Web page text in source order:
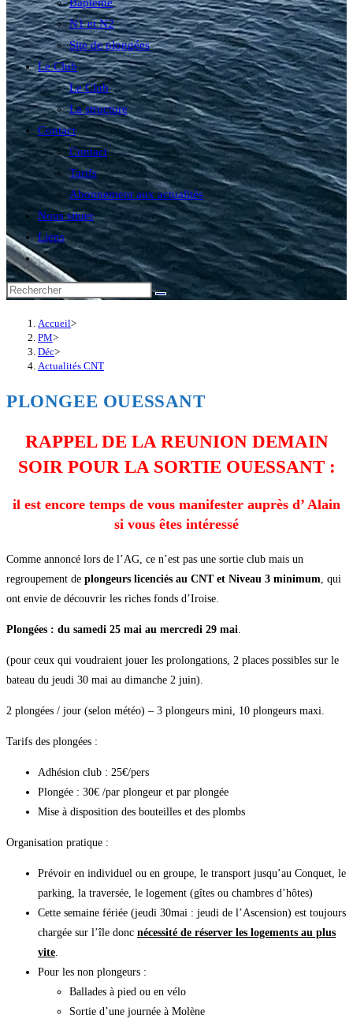
N1 et N2
Site de plongées
Le Club
Le Club
La structure
Contact
Contact
Tarifs
Abonnement aux actualités
Nous situer
Liens
Toggle
website
search
Accueil>
PM>
Déc>
Actualités CNT
PLONGEE OUESSANT
RAPPEL DE LA REUNION DEMAIN
SOIR POUR LA SORTIE OUESSANT :
il est encore temps de vous manifester auprès d’ Alain
si vous êtes intéressé
Comme annoncé lors de l’AG, ce n’est pas une sortie club mais un
regroupement de plongeurs licenciés au CNT et Niveau 3 minimum , qui
ont envie de découvrir les riches fonds d’Iroise.
Plongées : du samedi 25 mai au mercredi 29 mai
(pour ceux qui voudraient jouer les prolongations, 2 places possibles sur le
bateau du jeudi 30 mai au dimanche 2 juin).
2 plongées / jour (selon météo) – 3 plongeurs mini, 10 plongeurs maxi.
Tarifs des plongées :
Adhésion club : 25€/pers
Plongée : 30€ /par plongeur et par plongée
Mise à disposition des bouteilles et des plombs
Organisation pratique :
Prévoir en individuel ou en groupe, le transport jusqu’au Conquet, le
parking, la traversée, le logement (gîtes ou chambres d’hôtes)
Cette semaine fériée (jeudi 30mai : jeudi de l’Ascension) est toujours
chargée sur l’île donc nécessité de réserver les logements au plus
vite
Pour les non plongeurs :
Ballades à pied ou en vélo
Sortie d’une journée à Molène